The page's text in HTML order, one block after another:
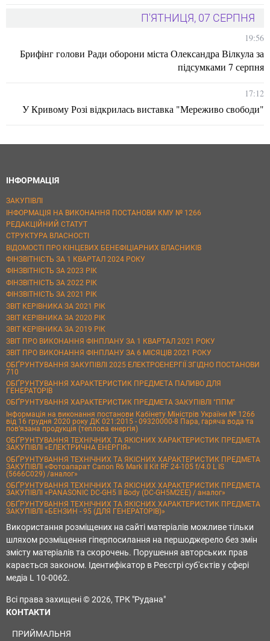
П'ЯТНИЦЯ, 07 СЕРПНЯ
19:56
Брифінг голови Ради оборони міста Олександра Вілкула за
підсумками 7 серпня
17:12
У Кривому Розі відкрилась виставка "Мереживо свободи"
ІНФОРМАЦІЯ
ЗАКУПІВЛІ
ІНФОРМАЦІЯ НА ВИКОНАННЯ ПОСТАНОВИ КМУ № 1266
РЕДАКЦІЙНИЙ СТАТУТ
СТРУКТУРА ВЛАСНОСТІ
ВІДОМОСТІ ПРО КІНЦЕВИХ БЕНЕФІЦІАРНИХ ВЛАСНИКІВ
ФІНЗВІТНІСТЬ ЗА 1 КВАРТАЛ 2024 РОКУ
ФІНЗВІТНІСТЬ ЗА 2023 РІК
ФІНЗВІТНІСТЬ ЗА 2022 РІК
ФІНЗВІТНІСТЬ ЗА 2021 РІК
ЗВІТ КЕРІВНИКА ЗА 2021 РІК
ЗВІТ КЕРІВНИКА ЗА 2020 РІК
ЗВІТ КЕРІВНИКА ЗА 2019 РІК
ЗВІТ ПРО ВИКОНАННЯ ФІНПЛАНУ ЗА 1 КВАРТАЛ 2021 РОКУ
ЗВІТ ПРО ВИКОНАННЯ ФІНПЛАНУ ЗА 6 МІСЯЦІВ 2021 РОКУ
ОБҐРУНТУВАННЯ ЗАКУПІВЛІ 2025 ЕЛЕКТРОЕНЕРГІЇ ЗГІДНО ПОСТАНОВИ
710
ОБҐРУНТУВАННЯ ХАРАКТЕРИСТИК ПРЕДМЕТА ПАЛИВО ДЛЯ
ГЕНЕРАТОРІВ
ОБҐРУНТУВАННЯ ХАРАКТЕРИСТИК ПРЕДМЕТА ЗАКУПІВЛІ "ППМ"
Інформація на виконання постанови Кабінету Міністрів України № 1266
від 16 грудня 2020 року ДК 021:2015 - 09320000-8 Пара, гаряча вода та
пов’язана продукція (теплова енергія)
ОБҐРУНТУВАННЯ ТЕХНІЧНИХ ТА ЯКІСНИХ ХАРАКТЕРИСТИК ПРЕДМЕТА
ЗАКУПІВЛІ «ЕЛЕКТРИЧНА ЕНЕРГІЯ»
ОБҐРУНТУВАННЯ ТЕХНІЧНИХ ТА ЯКІСНИХ ХАРАКТЕРИСТИК ПРЕДМЕТА
ЗАКУПІВЛІ «Фотоапарат Canon R6 Mark II Kit RF 24-105 f/4.0 L IS
(5666C029) /аналог»
ОБҐРУНТУВАННЯ ТЕХНІЧНИХ ТА ЯКІСНИХ ХАРАКТЕРИСТИК ПРЕДМЕТА
ЗАКУПІВЛІ «PANASONIC DC-GH5 II Body (DC-GH5M2EE) / аналог»
ОБҐРУНТУВАННЯ ТЕХНІЧНИХ ТА ЯКІСНИХ ХАРАКТЕРИСТИК ПРЕДМЕТА
ЗАКУПІВЛІ «БЕНЗИН - 95 (ДЛЯ ГЕНЕРАТОРІВ)»
Використання розміщених на сайті матеріалів можливе тільки
шляхом розміщення гіперпосилання на першоджерело без змін
змісту матеріалів та скорочень. Порушення авторських прав
карається законом. Ідентифікатор в Реєстрі суб'єктів у сфері
медіа L 10-0062.
Всі права захищені © 2026, ТРК "Рудана"
КОНТАКТИ
ПРИЙМАЛЬНЯ